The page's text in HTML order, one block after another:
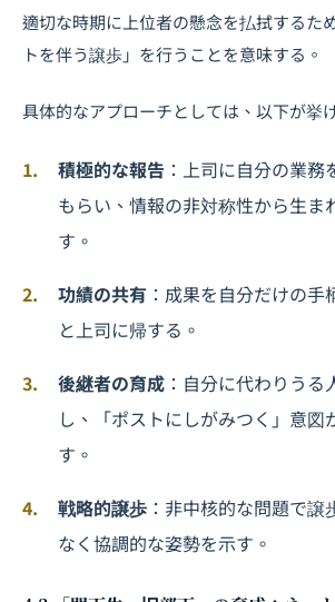
適切な時期に上位者の懸念を払拭するた
トを伴う譲歩」を行うことを意味する。
具体的なアプローチとしては、以下が挙
積極的な報告 ：上司に自分の業
もらい、情報の非対称性から生ま
す。
功績の共有 ：成果を自分だけの
と上司に帰する。
後継者の育成 ：自分に代わりう
し、「ポストにしがみつく」意図
す。
戦略的譲歩 ：非中核的な問題で
なく協調的な姿勢を示す。